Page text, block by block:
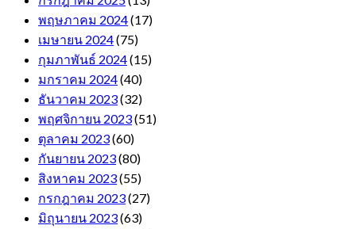
พฤษภาคม 2024(17)
เมษายน 2024(75)
กุมภาพันธ์ 2024(15)
มกราคม 2024(40)
ธันวาคม 2023(32)
พฤศจิกายน 2023(51)
ตุลาคม 2023(60)
กันยายน 2023(80)
สิงหาคม 2023(55)
กรกฎาคม 2023(27)
มิถุนายน 2023(63)